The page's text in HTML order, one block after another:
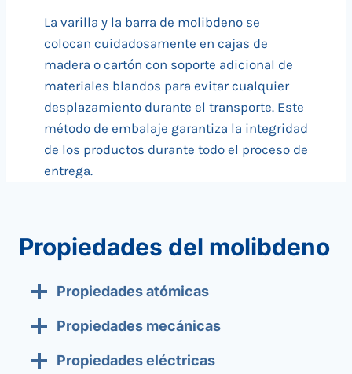
La varilla y la barra de molibdeno se
colocan cuidadosamente en cajas de
madera o cartón con soporte adicional de
materiales blandos para evitar cualquier
desplazamiento durante el transporte. Este
método de embalaje garantiza la integridad
de los productos durante todo el proceso de
entrega.
Propiedades del molibdeno
Propiedades atómicas
Propiedades mecánicas
Propiedades eléctricas